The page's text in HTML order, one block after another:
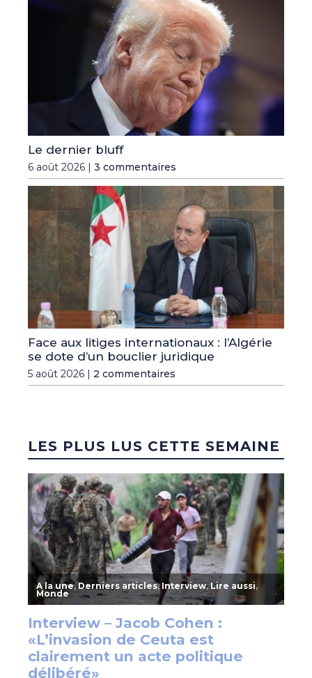
Le dernier bluff
6 août 2026 | 3 commentaires
Face aux litiges internationaux : l’Algérie
se dote d’un bouclier juridique
5 août 2026 | 2 commentaires
LES PLUS LUS CETTE SEMAINE